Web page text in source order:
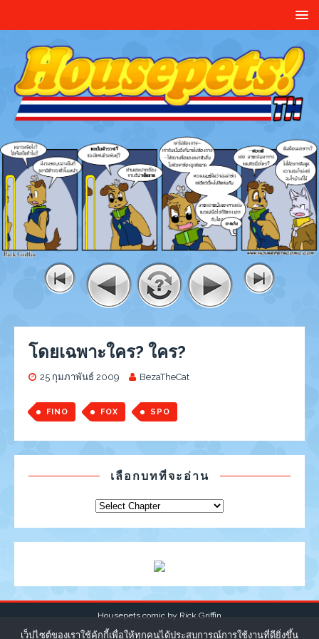
โดยเฉพาะใคร? ใคร?
25 กุมภาพันธ์ 2009 BezaTheCat
FINO FOX SPO
เลือกบทที่จะอ่าน
Housepets comic by Rick Griffin
|
เว็ปไซต์ของเราใช้คุ้กกี้เพื่อให้ทุกคนได้ประสบการณ์การใช้งานที่ดียิ่งขึ้น